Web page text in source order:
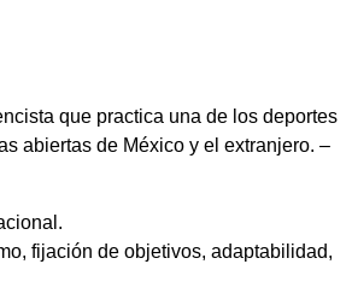
que practica una de los deportes
abiertas de México y el extranjero. –
fijación de objetivos, adaptabilidad,